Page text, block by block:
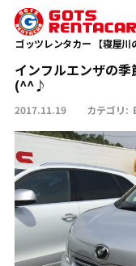
ゴッツレンタカー 【寝屋川
TOP
BLOG
インフルエンザの季節😢
インフルエンザの
(^^♪
2017.11.19 カテゴリ: